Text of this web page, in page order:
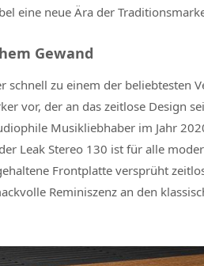
eine neue Ära der
Gewand
zu einem der beliebtesten
vor, der an das zeitlose Design
Musikliebhaber im Jahr
Leak Stereo 130 ist für alle
Frontplatte versprüht
Reminiszenz an den